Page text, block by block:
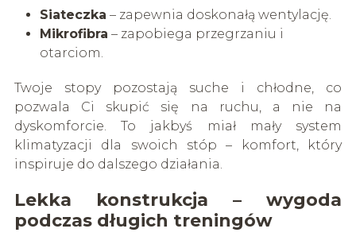
Siateczka – zapewnia doskonałą wentylację.
Mikrofibra – zapobiega przegrzaniu i
otarciom.
Twoje stopy pozostają suche i chłodne, co
pozwala Ci skupić się na ruchu, a nie na
dyskomforcie. To jakbyś miał mały system
klimatyzacji dla swoich stóp – komfort, który
inspiruje do dalszego działania.
Lekka konstrukcja – wygoda
podczas długich treningów